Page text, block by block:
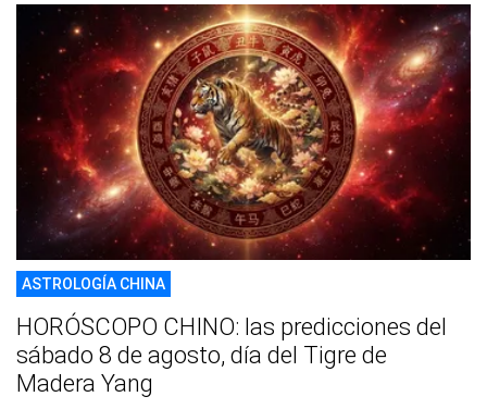
ASTROLOGÍA CHINA
HORÓSCOPO CHINO: las predicciones del
sábado 8 de agosto, día del Tigre de
Madera Yang